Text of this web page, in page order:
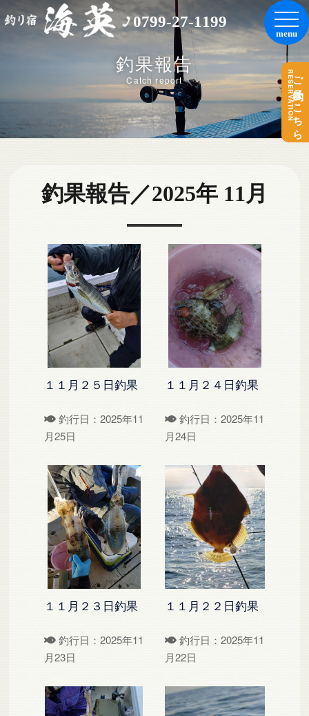
0799-27-1199
ご予約はこちら
RESERVATION
釣果報告
Catch report
釣果報告／2025年 11月
１１月２５日釣果
釣行日：2025年11
月25日
１１月２４日釣果
釣行日：2025年11
月24日
１１月２３日釣果
釣行日：2025年11
月23日
１１月２２日釣果
釣行日：2025年11
月22日